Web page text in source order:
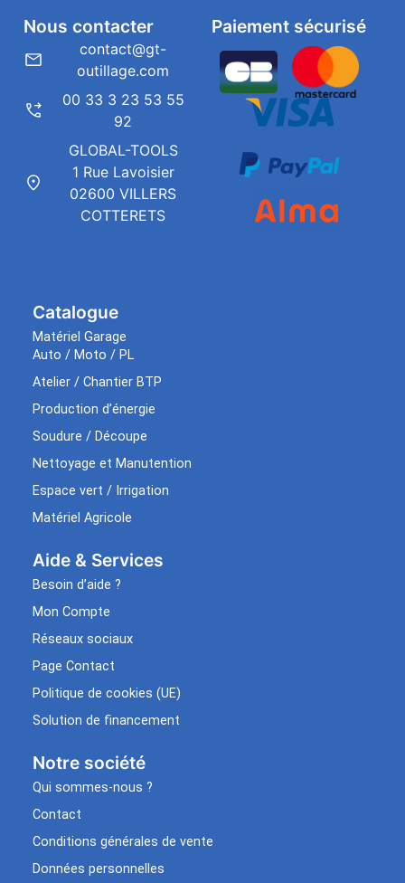
Catalogue
Matériel Garage
Auto / Moto / PL
Atelier / Chantier BTP
Production d’énergie
Soudure / Découpe
Nettoyage et Manutention
Espace vert / Irrigation
Matériel Agricole
Aide & Services​
Besoin d’aide ?
Mon Compte
Réseaux sociaux
Page Contact
Politique de cookies (UE)
Solution de financement
Notre société
Qui sommes-nous ?
Contact
Conditions générales de vente
Données personnelles
Paiement sécurisé
Nous contacter
contact@gt-
outillage.com
00 33 3 23 53 55
92
GLOBAL-TOOLS
1 Rue Lavoisier
02600 VILLERS
COTTERETS